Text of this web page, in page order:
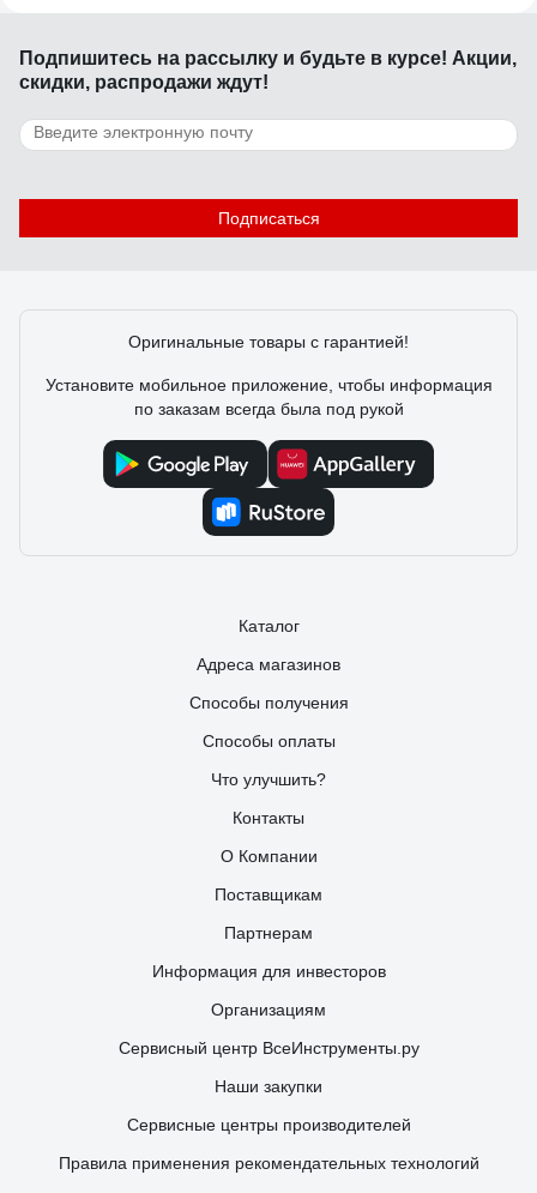
Складные, занимают мало места, достаточно нормально
61 отзыв
Отзыв о Гидравлический бутылочный домкрат
Сергей Мякотин 17.11.2019
Подпишитесь на рассылку и будьте в курсе! Акции,
скидки, распродажи ждут!
Подписаться
Оригинальные товары с гарантией!
Установите мобильное приложение, чтобы информация
по заказам всегда была под рукой
Каталог
Адреса магазинов
Способы получения
Способы оплаты
Что улучшить?
Контакты
О Компании
Поставщикам
Партнерам
Информация для инвесторов
Организациям
Сервисный центр ВсеИнструменты.ру
Наши закупки
Сервисные центры производителей
Правила применения рекомендательных технологий